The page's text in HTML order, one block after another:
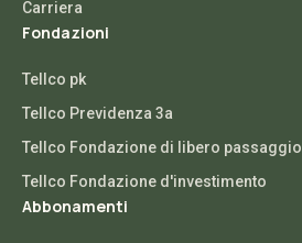
Carriera
Fondazioni
Tellco pk
Tellco Previdenza 3a
Tellco Fondazione di libero passaggio
Tellco Fondazione d'investimento
Abbonamenti